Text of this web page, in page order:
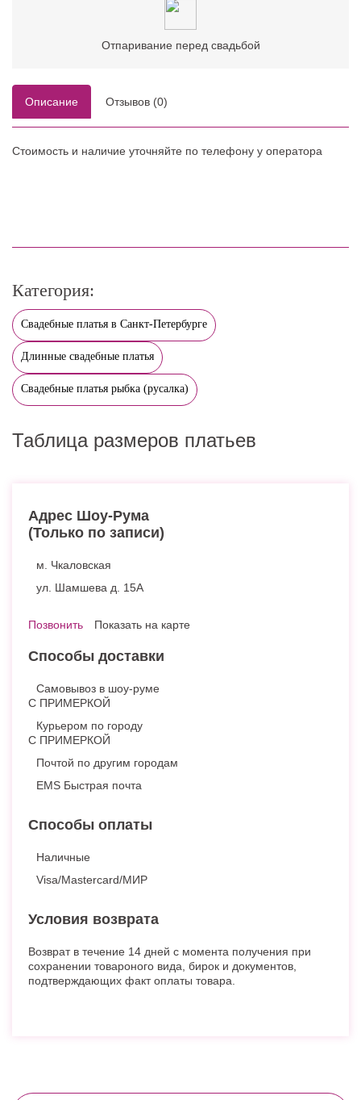
Отпаривание перед свадьбой
Описание Отзывов (0)
Стоимость и наличие уточняйте по телефону у оператора
Категория:
Свадебные платья в Санкт-Петербурге
Длинные свадебные платья
Свадебные платья рыбка (русалка)
Таблица размеров платьев
Адрес Шоу-Рума
(Только по записи)
м. Чкаловская
ул. Шамшева д. 15А
Позвонить Показать на карте
Способы доставки
Самовывоз в шоу-руме
С ПРИМЕРКОЙ
Курьером по городу
С ПРИМЕРКОЙ
Почтой по другим городам
EMS Быстрая почта
Способы оплаты
Наличные
Visa/Mastercard/МИР
Условия возврата
Возврат в течение 14 дней с момента получения при
сохранении товароного вида, бирок и документов,
подтверждающих факт оплаты товара.